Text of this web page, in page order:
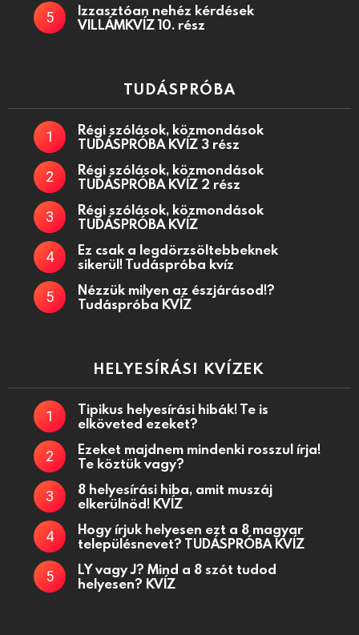
Izzasztóan nehéz kérdések
VILLÁMKVÍZ 10. rész
TUDÁSPRÓBA
Régi szólások, közmondások
TUDÁSPRÓBA KVÍZ 3 rész
Régi szólások, közmondások
TUDÁSPRÓBA KVÍZ 2 rész
Régi szólások, közmondások
TUDÁSPRÓBA KVÍZ
Ez csak a legdörzsöltebbeknek
sikerül! Tudáspróba kvíz
Nézzük milyen az észjárásod!?
Tudáspróba KVÍZ
HELYESÍRÁSI KVÍZEK
Tipikus helyesírási hibák! Te is
elköveted ezeket?
Ezeket majdnem mindenki rosszul írja!
Te köztük vagy?
8 helyesírási hiba, amit muszáj
elkerülnöd! KVÍZ
Hogy írjuk helyesen ezt a 8 magyar
településnevet? TUDÁSPRÓBA KVÍZ
LY vagy J? Mind a 8 szót tudod
helyesen? KVÍZ